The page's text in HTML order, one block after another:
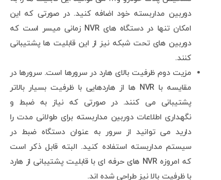
دوربین مداربسته خود اضافه کنید. در صورتی که این
امکان تنها در دستگاه های NVR زمانی میسر است که
دوربین های تحت شبکه نیز از این قابلیت ها پشتیبانی
کنند.
مزیت دوم ظرفیت بالای هارد در سرورها است. سرورها در
مقایسه با NVR ها از هاردهایی با ظرفیت بسیار بالاتر
پشتیبانی می کنند. در صورتی که نیاز به ضبط و
نگهداری اطلاعات دوربین مداربسته برای طولانی مدت را
دارید می توانید از سرور به عنوان دستگاه ضبط در
سیستم مداربسته استفاده کنید. البته قابل ذکر است
که امروزه NVR های حرفه ای با قابلیت پشتیبانی از هارد
با ظرفیت بالا نیز طراحی شده اند.